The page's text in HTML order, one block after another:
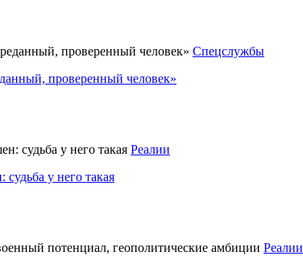
Спецслужбы
проверенный человек»
Реалии
у него такая
Реалии